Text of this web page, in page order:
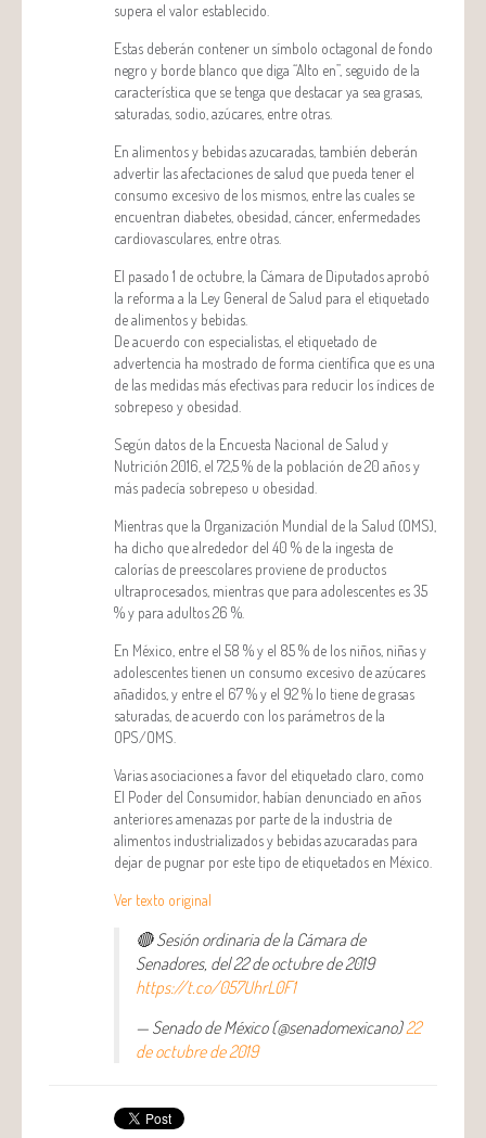
supera el valor establecido.
Estas deberán contener un símbolo octagonal de fondo
negro y borde blanco que diga “Alto en”, seguido de la
característica que se tenga que destacar ya sea grasas,
saturadas, sodio, azúcares, entre otras.
En alimentos y bebidas azucaradas, también deberán
advertir las afectaciones de salud que pueda tener el
consumo excesivo de los mismos, entre las cuales se
encuentran diabetes, obesidad, cáncer, enfermedades
cardiovasculares, entre otras.
El pasado 1 de octubre, la Cámara de Diputados aprobó
la reforma a la Ley General de Salud para el etiquetado
de alimentos y bebidas.
De acuerdo con especialistas, el etiquetado de
advertencia ha mostrado de forma científica que es una
de las medidas más efectivas para reducir los índices de
sobrepeso y obesidad.
Según datos de la Encuesta Nacional de Salud y
Nutrición 2016, el 72,5 % de la población de 20 años y
más padecía sobrepeso u obesidad.
Mientras que la Organización Mundial de la Salud (OMS),
ha dicho que alrededor del 40 % de la ingesta de
calorías de preescolares proviene de productos
ultraprocesados, mientras que para adolescentes es 35
% y para adultos 26 %.
En México, entre el 58 % y el 85 % de los niños, niñas y
adolescentes tienen un consumo excesivo de azúcares
añadidos, y entre el 67 % y el 92 % lo tiene de grasas
saturadas, de acuerdo con los parámetros de la
OPS/OMS.
Varias asociaciones a favor del etiquetado claro, como
El Poder del Consumidor, habían denunciado en años
anteriores amenazas por parte de la industria de
alimentos industrializados y bebidas azucaradas para
dejar de pugnar por este tipo de etiquetados en México.
Ver texto original
🔴 Sesión ordinaria de la Cámara de
Senadores, del 22 de octubre de 2019
https://t.co/057UhrL0F1
— Senado de México (@senadomexicano)22
de octubre de 2019